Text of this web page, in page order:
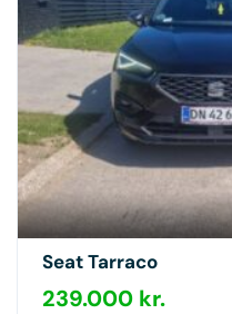
Seat Tarraco
239.000 kr.